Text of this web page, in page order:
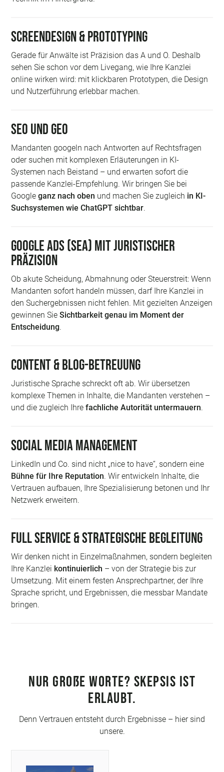
Screendesign & Prototyping
Gerade für Anwälte ist Präzision das A und O. Deshalb
sehen Sie schon vor dem Livegang, wie Ihre Kanzlei
online wirken wird: mit klickbaren Prototypen, die Design
und Nutzerführung erlebbar machen.
SEO und GEO
Mandanten googeln nach Antworten auf Rechtsfragen
oder suchen mit komplexen Erläuterungen in KI-
Systemen nach Beistand – und erwarten sofort die
passende Kanzlei-Empfehlung. Wir bringen Sie bei
Googleganz nach oben und machen Sie zugleich in KI-
Suchsystemen wie ChatGPT sichtbar.
Google Ads (SEA) mit juristischer
Präzision
Ob akute Scheidung, Abmahnung oder Steuerstreit: Wenn
Mandanten sofort handeln müssen, darf Ihre Kanzlei in
den Suchergebnissen nicht fehlen. Mit gezielten Anzeigen
gewinnen SieSichtbarkeit genau im Moment der
Entscheidung.
Content & Blog-Betreuung
Juristische Sprache schreckt oft ab. Wir übersetzen
komplexe Themen in Inhalte, die Mandanten verstehen –
und die zugleich Ihrefachliche Autorität untermauern.
Social Media Management
LinkedIn und Co. sind nicht „nice to have“, sondern eine
Bühne für Ihre Reputation. Wir entwickeln Inhalte, die
Vertrauen aufbauen, Ihre Spezialisierung betonen und Ihr
Netzwerk erweitern.
Full Service & strategische Begleitung
Wir denken nicht in Einzelmaßnahmen, sondern begleiten
Ihre Kanzlei kontinuierlich – von der Strategie bis zur
Umsetzung. Mit einem festen Ansprechpartner, der Ihre
Sprache spricht, und Ergebnissen, die messbar Mandate
bringen.
NUR GROßE WORTE? SKEPSIS IST
ERLAUBT.
Denn Vertrauen entsteht durch Ergebnisse – hier sind
unsere.